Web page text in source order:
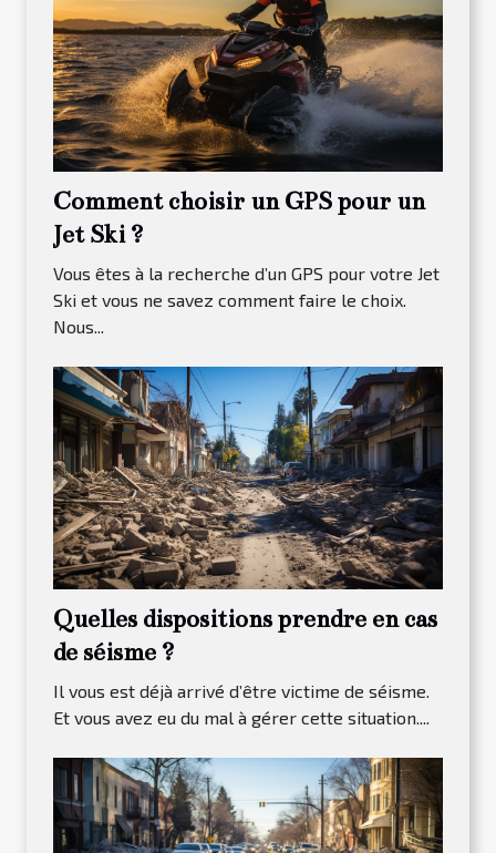
Comment choisir un GPS pour un
Jet Ski ?
Vous êtes à la recherche d’un GPS pour votre Jet
Ski et vous ne savez comment faire le choix.
Nous...
Quelles dispositions prendre en cas
de séisme ?
Il vous est déjà arrivé d’être victime de séisme.
Et vous avez eu du mal à gérer cette situation....